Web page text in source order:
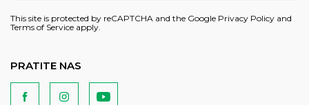
This site is protected by reCAPTCHA and the Google Privacy Policy and
Terms of Service apply.
PRATITE NAS